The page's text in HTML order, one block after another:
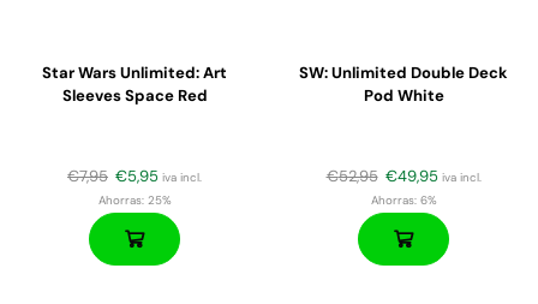
Star Wars Unlimited: Art
Sleeves Space Red
€7,95 €5,95 iva incl.
Ahorras:25%
SW: Unlimited Double Deck
Pod White
€52,95 €49,95 iva incl.
Ahorras:6%